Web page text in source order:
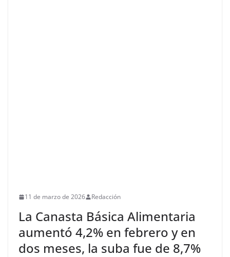
11 de marzo de 2026 Redacción
La Canasta Básica Alimentaria
aumentó 4,2% en febrero y en
dos meses, la suba fue de 8,7%